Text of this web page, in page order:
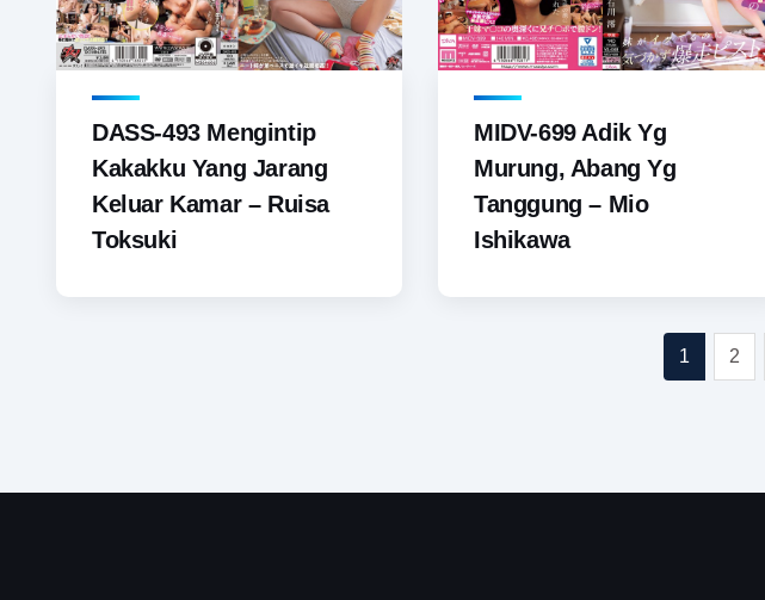
DASS-493 Mengintip
Kakakku Yang Jarang
Keluar Kamar – Ruisa
Toksuki
MIDV-699 Adik Yg
Murung, Abang Yg
Tanggung – Mio
Ishikawa
1 2